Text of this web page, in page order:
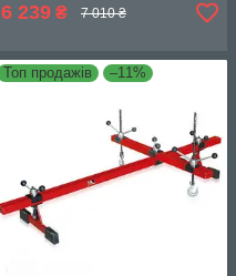
6 239 ₴ 7 010 ₴
Топ продажів –11%